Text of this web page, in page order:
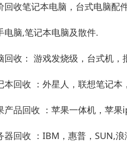
回收笔记本电脑，台式电脑配
电脑,笔记本电脑及散件.
回收： 游戏发烧级，台式机
本回收 ：外星人，联想笔记
产品回收 ：苹果一体机，苹
器回收 ：IBM，惠普，SUN,